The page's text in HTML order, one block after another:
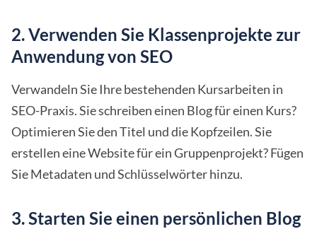
2. Verwenden Sie Klassenprojekte zur
Anwendung von SEO
Verwandeln Sie Ihre bestehenden Kursarbeiten in
SEO-Praxis. Sie schreiben einen Blog für einen Kurs?
Optimieren Sie den Titel und die Kopfzeilen. Sie
erstellen eine Website für ein Gruppenprojekt? Fügen
Sie Metadaten und Schlüsselwörter hinzu.
3. Starten Sie einen persönlichen Blog